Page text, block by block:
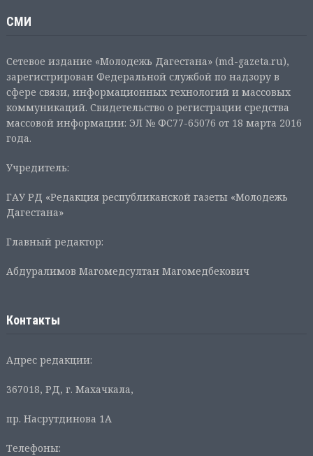
СМИ
Сетевое издание «Молодежь Дагестана» (md-gazeta.ru),
зарегистрирован Федеральной службой по надзору в
сфере связи, информационных технологий и массовых
коммуникаций. Свидетельство о регистрации средства
массовой информации: ЭЛ № ФС77-65076 от 18 марта 2016
года.
Учредитель:
ГАУ РД «Редакция республиканской газеты «Молодежь
Дагестана»
Главный редактор:
Абдуралимов Магомедсултан Магомедбекович
Контакты
Адрес редакции:
367018, РД, г. Махачкала,
пр. Насрутдинова 1А
Телефоны: